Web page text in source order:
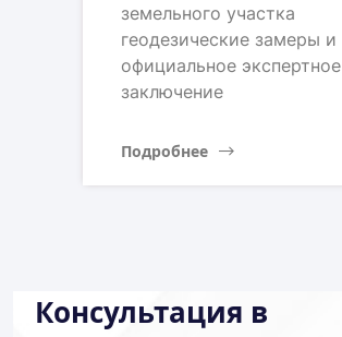
земельного участка
геодезические замеры и
официальное экспертное
заключение
Подробнее
Консультация в